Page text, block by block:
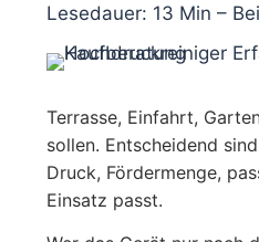
Lesedauer: 13 Min –
Terrasse, Einfahrt,
sollen. Entscheidend
Druck, Fördermenge,
Einsatz passt.